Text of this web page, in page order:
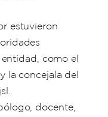
estuvieron
como el
la concejala del
docente,